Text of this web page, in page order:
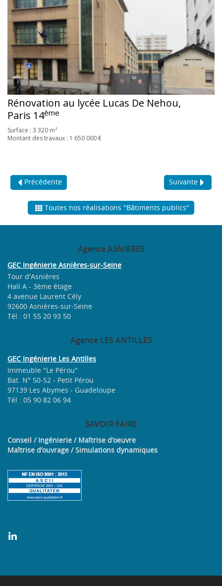
Rénovation au lycée Lucas De Nehou,
Paris 14ème
Surface : 3 320 m²
Montant des travaux : 1 650 000 €
Précédente
Toutes nos réalisations "Bâtiments publics"
Suivante
AgenceASNIERES
GEC Ingénierie Asnières-sur-Seine
Tour d'Asnières
Hall A - 3ème étage
4 avenue Laurent Cély
92600 Asnières-sur-Seine
Tél : 01 55 20 93 50
AgenceLES ANTILLES
GEC Ingénierie Les Antilles
Immeuble "Le Pérou"
Bat. N° 50-52 - Petit Pérou
97139 Les Abymes - Guadeloupe
Tél : 05 90 82 06 94
SAVOIRFAIRE
Conseil / Ingénierie / Maîtrise d’oeuvre
Maîtrise d’ouvrage / Simulations dynamiques